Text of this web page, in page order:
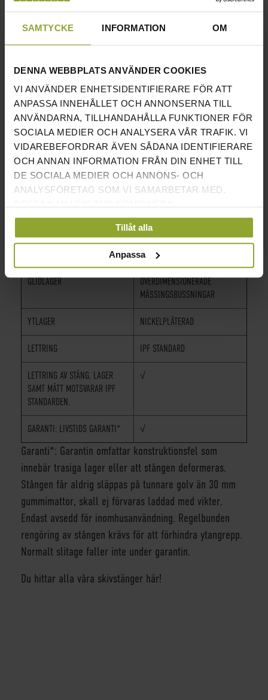
SAMTYCKE INFORMATION OM
DENNA WEBBPLATS ANVÄNDER COOKIES
VI ANVÄNDER ENHETSIDENTIFIERARE FÖR ATT
ANPASSA INNEHÅLLET OCH ANNONSERNA TILL
ANVÄNDARNA, TILLHANDAHÅLLA FUNKTIONER FÖR
SOCIALA MEDIER OCH ANALYSERA VÅR TRAFIK. VI
VIDAREBEFORDRAR ÄVEN SÅDANA IDENTIFIERARE
OCH ANNAN INFORMATION FRÅN DIN ENHET TILL
DE SOCIALA MEDIER OCH ANNONS- OCH
ANALYSFÖRETAG SOM VI SAMARBETAR MED.
INFORMATIONEN MED ANNAN INFORMATION SOM
DU HAR TILLHANDAHÅLLIT ELLER SOM DE HAR
SAMLAT IN NÄR DU HAR ANVÄNT DERAS
Tillåt alla
Anpassa
Endast avsedd för inomhusanvändning. Regelbunden
rengöring av stången krävs för att förhindra ytangrepp.
Normalt slitage faller inte under garantin.
INFORMATION
LÄNGD 220 CM
GREPPDIAMETER 29 MM
LÄNGD PÅ ÄNDARNA 433 MM
VIKT 20 KG
215000 PSI
0,2%
GLIDLAGER
ÖVERDIMENSIONERADE
MÄSSINGSBUSSNINGAR
YTLAGER NICKELPLÄTERAD
LETTRING IPF STANDARD
LETTRING AV STÅNG, LAGER
SAMT MÅTT MOTSVARAR IPF
STANDARDEN.
√
GARANTI: LIVSTIDS GARANTI* √
Garanti*: Garantin omfattar konstruktionsfel som
innebär trasiga lager eller att stången deformeras.
Stången får aldrig släppas på tunnare golv än 30 mm
gummimattor, skall ej förvaras laddad med vikter.
Endast avsedd för inomhusanvändning. Regelbunden
rengöring av stången krävs för att förhindra ytangrepp.
Normalt slitage faller inte under garantin.
Du hittar alla våra skivstänger här!